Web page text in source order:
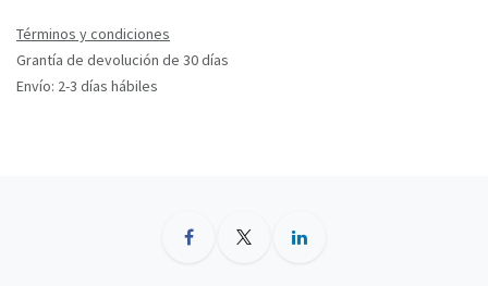
Términos y condiciones
Grantía de devolución de 30 días
Envío: 2-3 días hábiles